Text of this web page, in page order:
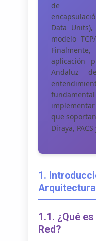
de
Data
modelo
aplicación
Andaluz
que
Diraya,
1.
1.1. ¿Qué
Red?